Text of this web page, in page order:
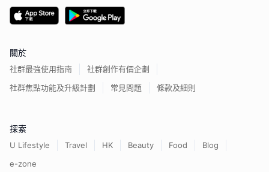
關於
社群最強使用指南
社群創作有價企劃
社群焦點功能及升級計劃
常見問題 條款及細則
探索
U Lifestyle Travel HK Beauty Food
Blog
e-zone